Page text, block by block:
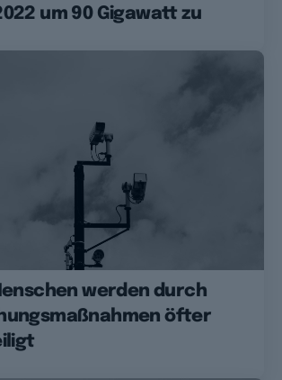
um 90 Gigawatt zu
werden durch
öfter